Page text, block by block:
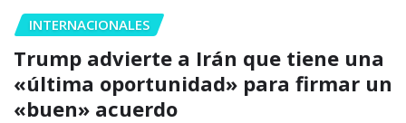
INTERNACIONALES
Trump advierte a Irán que tiene una
«última oportunidad» para firmar un
«buen» acuerdo